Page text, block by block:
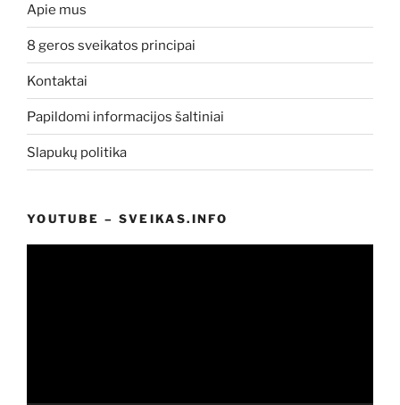
Apie mus
8 geros sveikatos principai
Kontaktai
Papildomi informacijos šaltiniai
Slapukų politika
YOUTUBE – SVEIKAS.INFO